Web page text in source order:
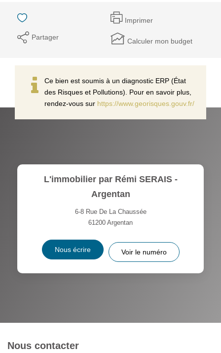
Imprimer
Partager Calculer mon budget
Ce bien est soumis à un diagnostic ERP (État
des Risques et Pollutions). Pour en savoir plus,
rendez-vous sur https://www.georisques.gouv.fr/
L'immobilier par Rémi SERAIS -
Argentan
6-8 Rue De La Chaussée
61200 Argentan
Nous écrire Voir le numéro
Nous contacter